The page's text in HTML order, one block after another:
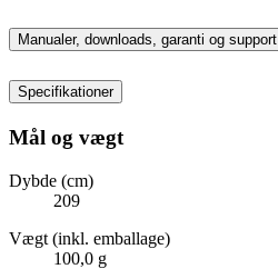
Manualer, downloads, garanti og support
Specifikationer
Mål og vægt
Dybde (cm)
209
Vægt (inkl. emballage)
100,0 g